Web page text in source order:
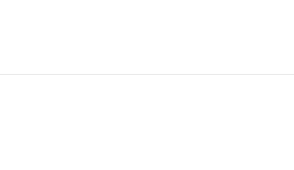
все товары действуетгарантияи быстраядоставка по